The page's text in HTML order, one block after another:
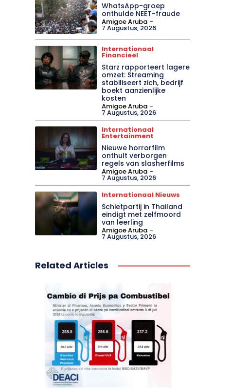
WhatsApp-groep
onthulde NEET-fraude
Amigoe Aruba -
7 Augustus, 2026
Internationaal
Financieel
Starz rapporteert lagere
omzet: Streaming
stabiliseert zich, bedrijf
boekt aanzienlijke
kosten
Amigoe Aruba -
7 Augustus, 2026
Internationaal
Entertainment
Nieuwe horrorfilm
onthult verborgen
regels van slasherfilms
Amigoe Aruba -
7 Augustus, 2026
Internationaal Nieuws
Schietpartij in Thailand
eindigt met zelfmoord
van leerling
Amigoe Aruba -
7 Augustus, 2026
Related Articles